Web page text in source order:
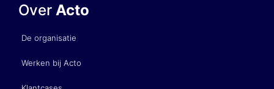
Over Acto
De organisatie
Werken bij Acto